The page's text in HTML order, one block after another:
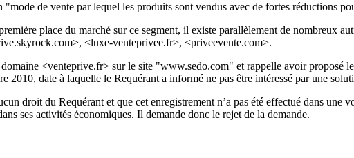
de vente par lequel les produits sont vendus avec de fortes réductions
place du marché sur ce segment, il existe parallèlement de nombreux
<luxe-venteprivee.fr>, <priveevente.com>.
<venteprive.fr> sur le site "www.sedo.com" et rappelle avoir proposé
2010, date à laquelle le Requérant a informé ne pas être intéressé par une
droit du Requérant et que cet enregistrement n’a pas été effectué dans une
ses activités économiques. Il demande donc le rejet de la demande.